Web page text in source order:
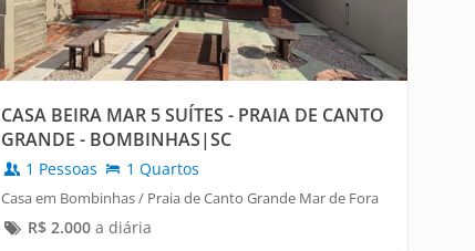
CASA BEIRA MAR 5 SUÍTES - PRAIA DE CANTO
GRANDE - BOMBINHAS|SC
1 Pessoas 1 Quartos
Casa em Bombinhas / Praia de Canto Grande Mar de Fora
R$ 2.000a diária